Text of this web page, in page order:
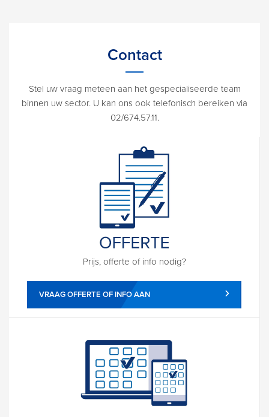
Contact
Stel uw vraag meteen aan het gespecialiseerde team
binnen uw sector. U kan ons ook telefonisch bereiken via
02/674.57.11.
Prijs, offerte of info nodig?
VRAAG OFFERTE OF INFO AAN